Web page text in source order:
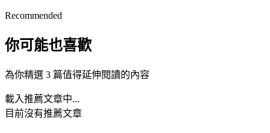
Recommended
你可能也喜歡
為你精選 3 篇值得延伸閱讀的內容
載入推薦文章中...
目前沒有推薦文章